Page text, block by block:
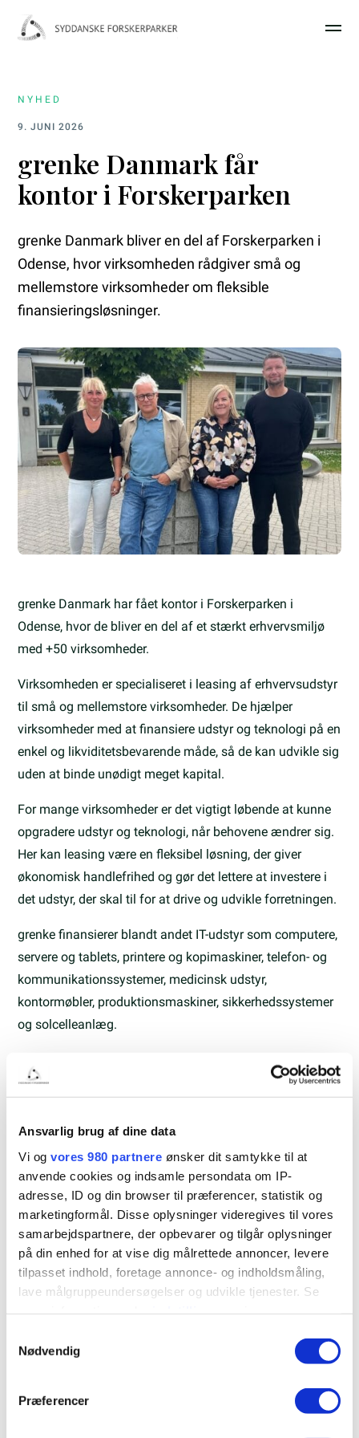
Ansvarlig brug af dine data
Vi og vores 980 partnere ønsker dit samtykke til at
anvende cookies og indsamle persondata om IP-
adresse, ID og din browser til præferencer, statistik og
marketingformål. Disse oplysninger videregives til vores
samarbejdspartnere, der opbevarer og tilgår oplysninger
på din enhed for at vise dig målrettede annoncer, levere
tilpasset indhold, foretage annonce- og indholdsmåling,
lave målgruppeundersøgelser og udvikle tjenester. Se
tilbage eller ændre indstillinger fra vores
"Cookiedeklaration", eller ved at trykke på "Privacy
Nødvendig
Præferencer
NYHED
9. JUNI 2026
grenke Danmark får
kontor i Forskerparken
grenke Danmark bliver en del af Forskerparken i
Odense, hvor virksomheden rådgiver små og
mellemstore virksomheder om fleksible
finansieringsløsninger.
grenke Danmark har fået kontor i Forskerparken i
Odense, hvor de bliver en del af et stærkt erhvervsmiljø
med +50 virksomheder.
Virksomheden er specialiseret i leasing af erhvervsudstyr
til små og mellemstore virksomheder. De hjælper
virksomheder med at finansiere udstyr og teknologi på en
enkel og likviditetsbevarende måde, så de kan udvikle sig
uden at binde unødigt meget kapital.
For mange virksomheder er det vigtigt løbende at kunne
opgradere udstyr og teknologi, når behovene ændrer sig.
Her kan leasing være en fleksibel løsning, der giver
økonomisk handlefrihed og gør det lettere at investere i
det udstyr, der skal til for at drive og udvikle forretningen.
grenke finansierer blandt andet IT-udstyr som computere,
servere og tablets, printere og kopimaskiner, telefon- og
kommunikationssystemer, medicinsk udstyr,
kontormøbler, produktionsmaskiner, sikkerhedssystemer
og solcelleanlæg.
hovedkvarter i Baden-Baden. I dag er virksomheden
medarbejdere. I Danmark har grenke været aktiv siden
2002 og har i dag 38 medarbejdere fordelt på kontorer i
Herlev, Køge, Aarhus og nu også i Forskerparken.
Vi byder grenke Danmark velkommen i deres kontor
Forskerparken.
Del artikel